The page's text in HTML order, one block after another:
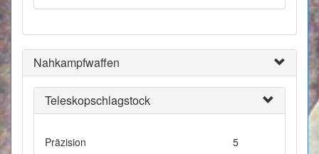
Nahkampfwaffen
Teleskopschlagstock
Präzision
5